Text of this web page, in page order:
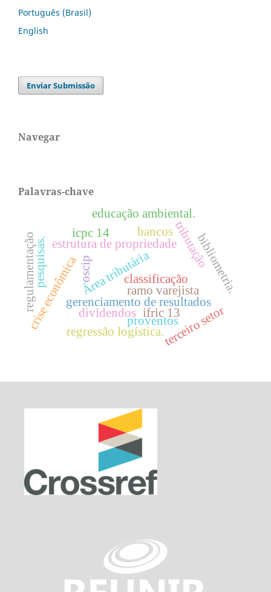
Português (Brasil)
English
Enviar Submissão
Navegar
Palavras-chave
classificação
Área tributária
tributação
gerenciamento de resultados
estrutura de propriedade bibliometria.
bancos
crise econômica
regulamentaçãopesquisas.
terceiro setor
oscip
ramo varejista
educação ambiental.
ifric 13
icpc 14
dividendos
proventos
regressão logística.